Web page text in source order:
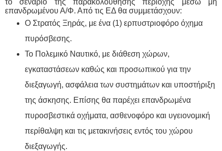
επανδρωμένου Α/Φ. Από τις ΕΔ θα συμμετάσχουν:
Ο Στρατός Ξηράς, με ένα (1) ερπυστριοφόρο όχημα
πυρόσβεσης.
Το Πολεμικό Ναυτικό, με διάθεση χώρων,
εγκαταστάσεων καθώς και προσωπικού για την
διεξαγωγή, ασφάλεια των συστημάτων και υποστήριξη
της άσκησης. Επίσης θα παρέχει επανδρωμένα
πυροσβεστικά οχήματα, ασθενοφόρο και υγειονομική
περίθαλψη και τις μετακινήσεις εντός του χώρου
διεξαγωγής.